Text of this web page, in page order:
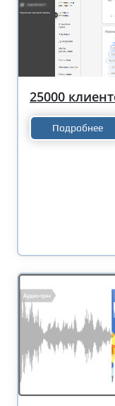
25000
Подробнее